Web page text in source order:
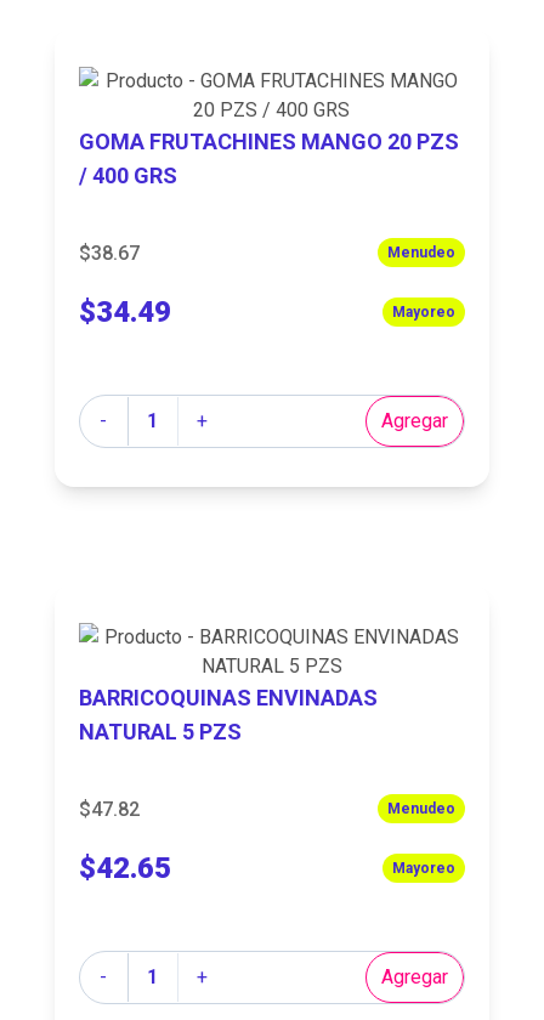
GOMA FRUTACHINES MANGO 20 PZS
/ 400 GRS
$38.67 Menudeo
$34.49 Mayoreo
-
Cantidad + Agregar
BARRICOQUINAS ENVINADAS
NATURAL 5 PZS
$47.82 Menudeo
$42.65 Mayoreo
-
Cantidad + Agregar